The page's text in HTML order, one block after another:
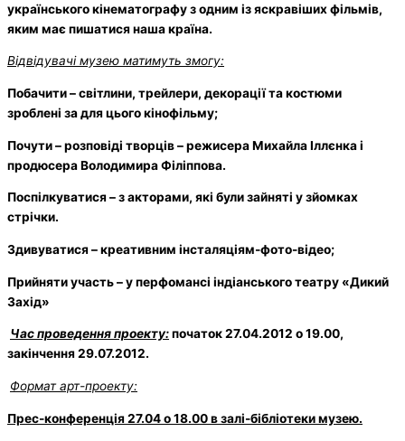
українського кінематографу з одним із яскравіших фільмів,
яким має пишатися наша країна.
Відвідувачі музею матимуть змогу:
Побачити – світлини, трейлери, декорації та костюми
зроблені за для цього кінофільму;
Почути – розповіді творців – режисера Михайла Іллєнка і
продюсера Володимира Філіппова.
Поспілкуватися – з акторами, які були зайняті у зйомках
стрічки.
Здивуватися – креативним інсталяціям-фото-відео;
Прийняти участь – у перфомансі індіанського театру «Дикий
Захід»
Час проведення проекту:початок27.04.2012 о 19.00,
закінчення29.07.2012.
Формат арт-проекту:
Прес-конференція 27.04 о 18.00 в залі-бібліотеки музею.